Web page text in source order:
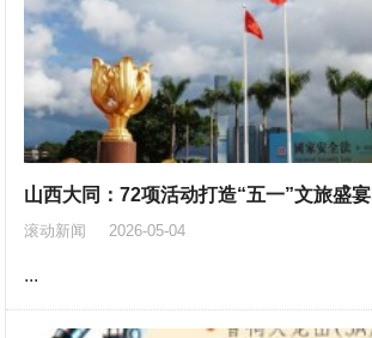
山西大同：72项活动打造“五一”文旅盛宴
滚动新闻 2026-05-04
...